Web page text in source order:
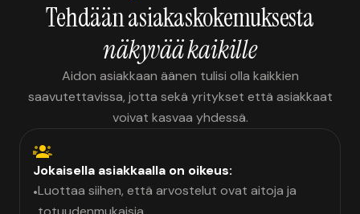
Tehdään asiakaskokemuksesta
näkyvää kaikille
Aidon asiakkaan äänen tulisi olla kaikkien
saavutettavissa, jotta sekä yritykset että asiakkaat
voivat kasvaa yhdessä.
Jokaisella asiakkaalla on oikeus:
•Luottaa siihen, että arvostelut ovat aitoja ja